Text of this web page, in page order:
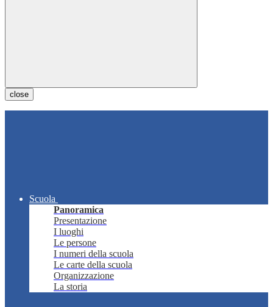
close
Scuola
Panoramica
Presentazione
I luoghi
Le persone
I numeri della scuola
Le carte della scuola
Organizzazione
La storia